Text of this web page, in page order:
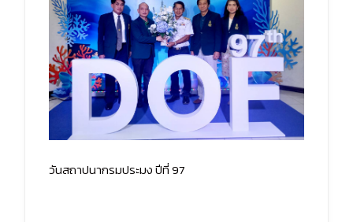
วันสถาปนากรมประมง ปีที่ 97